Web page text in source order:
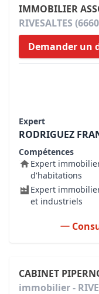
IMMOBILIER
RIVESALTES
Demander un
Expert
RODRIGUEZ
Compétences
Expert
d'habitations
Expert
et industriels
CABINET
immobilier -